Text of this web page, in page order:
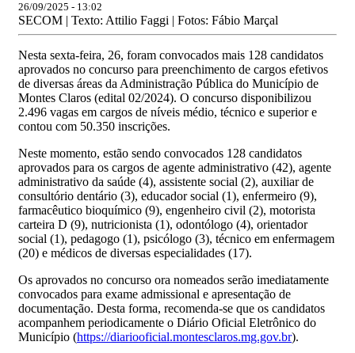
26/09/2025 - 13:02
SECOM | Texto: Attilio Faggi | Fotos: Fábio Marçal
Nesta sexta-feira, 26, foram convocados mais 128 candidatos
aprovados no concurso para preenchimento de cargos efetivos
de diversas áreas da Administração Pública do Município de
Montes Claros (edital 02/2024). O concurso disponibilizou
2.496 vagas em cargos de níveis médio, técnico e superior e
contou com 50.350 inscrições.
Neste momento, estão sendo convocados 128 candidatos
aprovados para os cargos de agente administrativo (42), agente
administrativo da saúde (4), assistente social (2), auxiliar de
consultório dentário (3), educador social (1), enfermeiro (9),
farmacêutico bioquímico (9), engenheiro civil (2), motorista
carteira D (9), nutricionista (1), odontólogo (4), orientador
social (1), pedagogo (1), psicólogo (3), técnico em enfermagem
(20) e médicos de diversas especialidades (17).
Os aprovados no concurso ora nomeados serão imediatamente
convocados para exame admissional e apresentação de
documentação. Desta forma, recomenda-se que os candidatos
acompanhem periodicamente o Diário Oficial Eletrônico do
Município (https://diariooficial.montesclaros.mg.gov.br).